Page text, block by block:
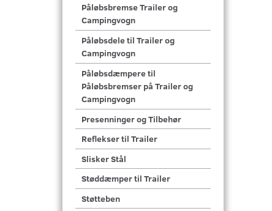
Påløbsbremse Trailer og
Campingvogn
Påløbsdele til Trailer og
Campingvogn
Påløbsdæmpere til
Påløbsbremser på Trailer og
Campingvogn
Presenninger og Tilbehør
Reflekser til Trailer
Slisker Stål
Støddæmper til Trailer
Støtteben